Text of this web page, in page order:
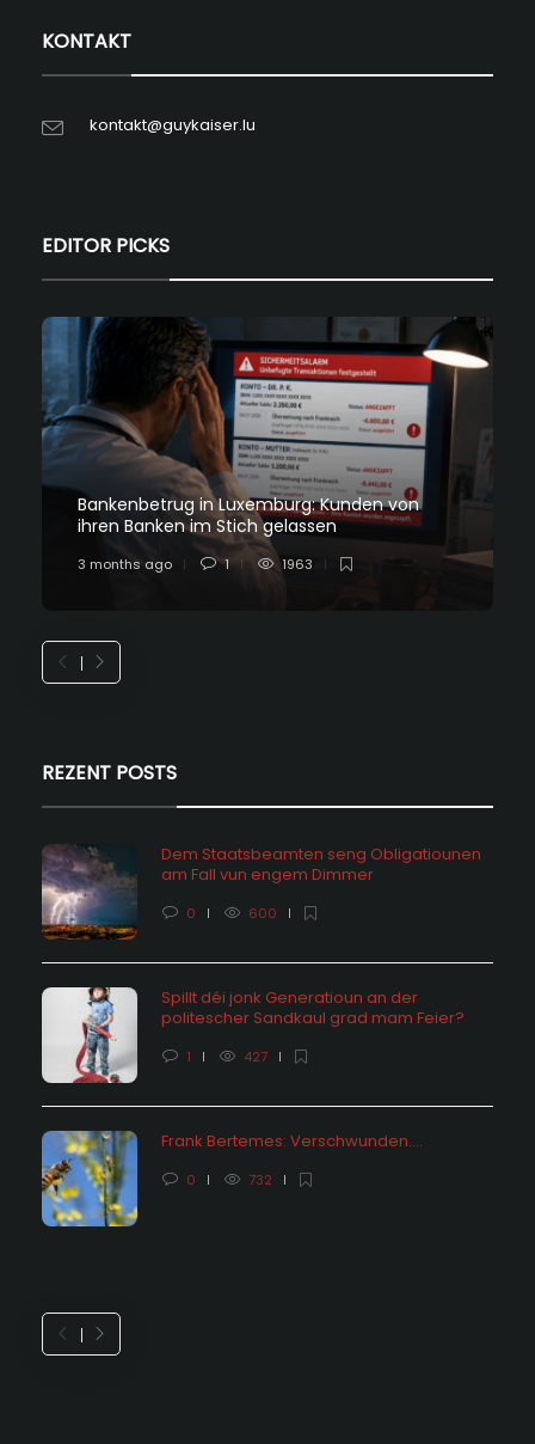
KONTAKT
kontakt@guykaiser.lu
EDITOR PICKS
Bankenbetrug in Luxemburg: Kunden von
ihren Banken im Stich gelassen
3 months ago 1 1963
REZENT POSTS
Dem Staatsbeamten seng Obligatiounen
am Fall vun engem Dimmer
0 600
Spillt déi jonk Generatioun an der
politescher Sandkaul grad mam Feier?
1 427
Frank Bertemes: Verschwunden….
0 732